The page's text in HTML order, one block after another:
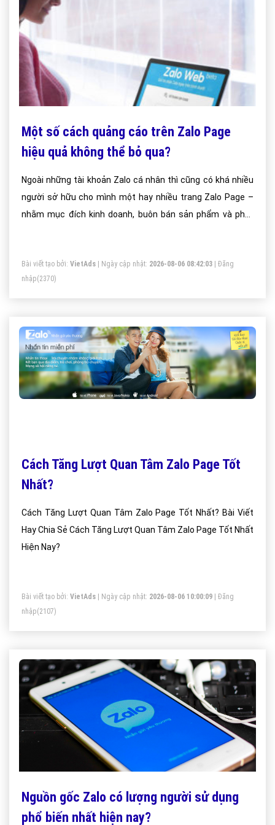
Một số cách quảng cáo trên Zalo Page
hiệu quả không thể bỏ qua?
Ngoài những tài khoản Zalo cá nhân thì cũng có khá nhiều
người sở hữu cho mình một hay nhiều trang Zalo Page –
nhằm mục đích kinh doanh, buôn bán sản phẩm và phát
Bài viết tạo bởi: VietAds | Ngày cập nhật: 2026-08-06 08:42:03
Đăng
nhập(2370)
Cách Tăng Lượt Quan Tâm Zalo Page Tốt
Nhất?
Cách Tăng Lượt Quan Tâm Zalo Page Tốt Nhất? Bài Viết
Hay Chia Sẻ Cách Tăng Lượt Quan Tâm Zalo Page Tốt Nhất
Hiện Nay?
Bài viết tạo bởi: VietAds | Ngày cập nhật: 2026-08-06 10:00:09
Đăng
nhập(2107)
Nguồn gốc Zalo có lượng người sử dụng
phổ biến nhất hiện nay?